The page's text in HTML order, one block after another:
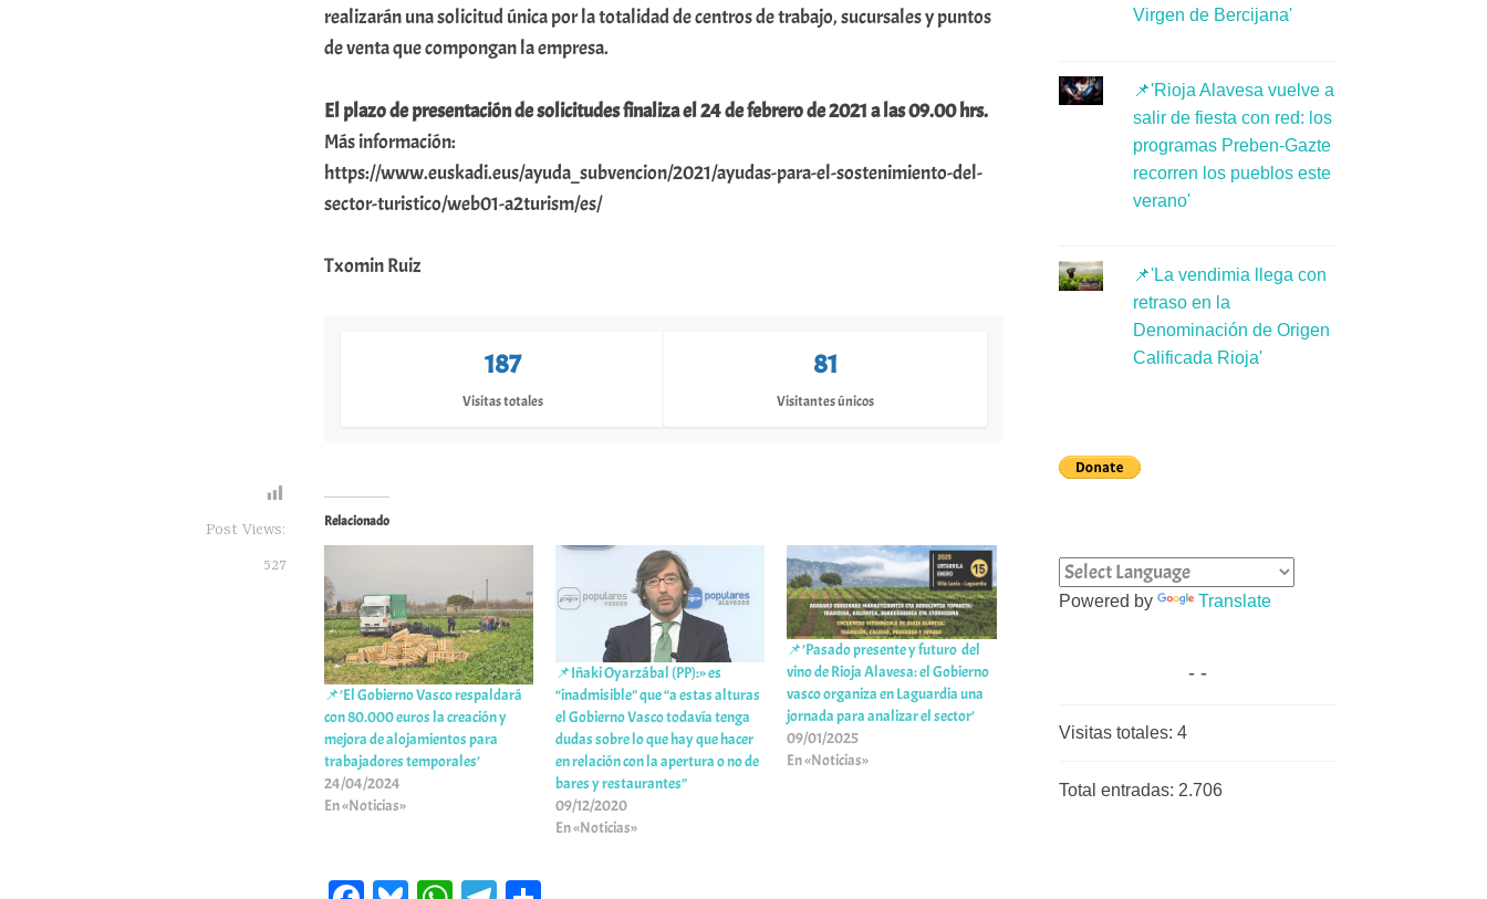
realizarán una solicitud única por la totalidad de centros de trabajo, sucursales y puntos
de venta que compongan la empresa.
El plazo de presentación de solicitudes finaliza el 24 de febrero de 2021 a las 09.00 hrs.
Más información:
https://www.euskadi.eus/ayuda_subvencion/2021/ayudas-para-el-sostenimiento-del-
sector-turistico/web01-a2turism/es/
Txomin Ruiz
187
Visitas totales
81
Visitantes únicos
Post Views:
527
Relacionado
📌’El Gobierno Vasco respaldará
con 80.000 euros la creación y
mejora de alojamientos para
trabajadores temporales’
24/04/2024
En «Noticias»
📌Iñaki Oyarzábal (PP):» es
“inadmisible” que “a estas alturas
el Gobierno Vasco todavía tenga
dudas sobre lo que hay que hacer
en relación con la apertura o no de
bares y restaurantes”
09/12/2020
En «Noticias»
📌’Pasado presente y futuro del
vino de Rioja Alavesa: el Gobierno
vasco organiza en Laguardia una
jornada para analizar el sector’
09/01/2025
En «Noticias»
Virgen de Bercijana'
📌'Rioja Alavesa vuelve a
salir de fiesta con red: los
programas Preben-Gazte
recorren los pueblos este
verano'
📌'La vendimia llega con
retraso en la
Denominación de Origen
Calificada Rioja'
Powered by Translate
Visitas totales: 4
Total entradas: 2.706